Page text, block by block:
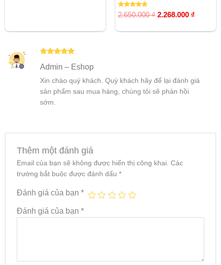
Được xếp
hạng
2.650.000₫ 2.268.000 ₫
hạng55
Admin – Eshop
Xin chào quý khách. Quý khách hãy để lại đánh giá
sản phẩm sau mua hàng, chúng tôi sẽ phản hồi
sớm.
Thêm một đánh giá
Email của bạn sẽ không được hiển thị công khai. Các
trường bắt buộc được đánh dấu *
Đánh giá của bạn *
Đánh giá của bạn *